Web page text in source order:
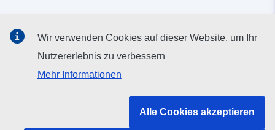
Suche nach EUSocial-Media-Kanäle
Organe und Einrichtungen der EU
Wir verwenden Cookies auf dieser Website, um Ihr
Nutzererlebnis zu verbessern
Mehr Informationen
Alle Cookies akzeptieren